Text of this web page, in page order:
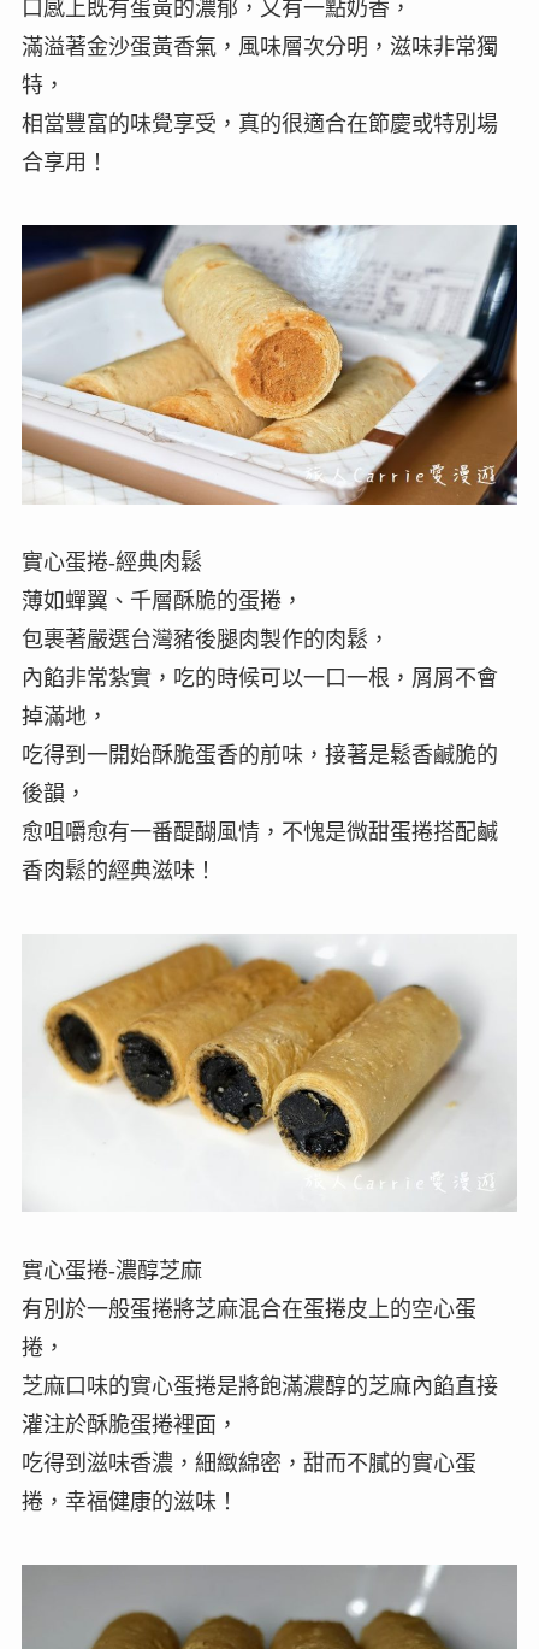
口感上既有蛋黃的濃郁，又有一點奶香，
滿溢著金沙蛋黃香氣，風味層次分明，滋味非常獨
特，
相當豐富的味覺享受，真的很適合在節慶或特別場
合享用！
實心蛋捲-經典肉鬆
薄如蟬翼、千層酥脆的蛋捲，
包裹著嚴選台灣豬後腿肉製作的肉鬆，
內餡非常紮實，吃的時候可以一口一根，屑屑不會
掉滿地，
吃得到一開始酥脆蛋香的前味，接著是鬆香鹹脆的
後韻，
愈咀嚼愈有一番醍醐風情，不愧是微甜蛋捲搭配鹹
香肉鬆的經典滋味！
實心蛋捲-濃醇芝麻
有別於一般蛋捲將芝麻混合在蛋捲皮上的空心蛋
捲，
芝麻口味的實心蛋捲是將飽滿濃醇的芝麻內餡直接
灌注於酥脆蛋捲裡面，
吃得到滋味香濃，細緻綿密，甜而不膩的實心蛋
捲，幸福健康的滋味！